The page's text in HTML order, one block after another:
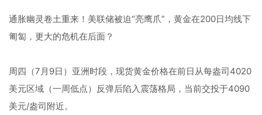
通胀幽灵卷土重来！美联储被迫“亮鹰爪”，黄金在200日均线下
匍匐，更大的危机在后面？
周四（7月9日）亚洲时段，现货黄金价格在前日从每盎司4020
美元区域（一周低点）反弹后陷入震荡格局，当前交投于4090
美元/盎司附近。